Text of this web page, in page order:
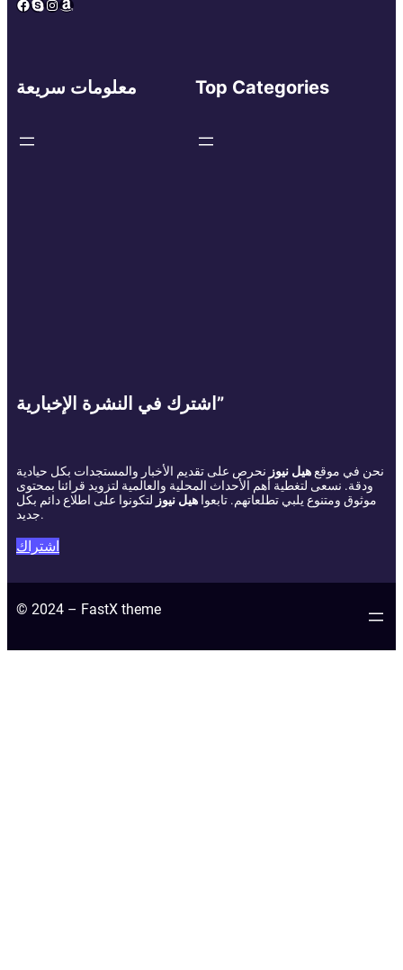
Facebook
Skype
Instagram
Amazon
معلومات سريعة Top Categories
اشترك في النشرة الإخبارية”
نحن في موقعهيل نيوز نحرص على تقديم الأخبار والمستجدات بكل حيادية
ودقة. نسعى لتغطية أهم الأحداث المحلية والعالمية لتزويد قرائنا بمحتوى
موثوق ومتنوع يلبي تطلعاتهم. تابعوا هيل نيوز لتكونوا على اطلاع دائم بكل
جديد.
اشتراك
© 2024 – FastX theme